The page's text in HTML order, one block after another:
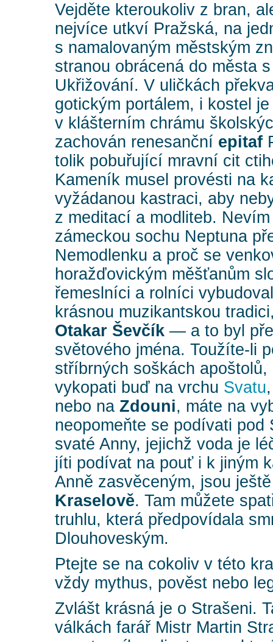
Vejděte kteroukoliv z bran,
nejvíce utkví Pražská, na
s namalovaným městským
stranou obrácená do města
Ukřižování. V uličkách
gotickým portálem, i kostel
v klášterním chrámu
zachován renesanční epitaf
tolik pobuřující mravní cit
Kameník musel provésti na
vyžádanou kastraci, aby
z meditací a modliteb.
zámeckou sochu Neptuna
Nemodlenku a proč se
horažďovickým měšťanům
řemeslníci a rolníci
krásnou muzikantskou
Otakar Ševčík — a to byl
světového jména. Toužíte-li
stříbrných soškách apoštolů,
vykopati buď na vrchu Svatu
nebo na Zdouni, máte na
neopomeňte se podívati pod
svaté Anny, jejichž voda je
jíti podívat na pouť i k jiným
Anně zasvěceným, jsou
Kraselově. Tam můžete
truhlu, která předpovídala
Dlouhoveským.
Ptejte se na cokoliv v této
vždy mythus, pověst nebo
Zvlášt krásná je o Strašeni.
válkách farář Mistr Martin